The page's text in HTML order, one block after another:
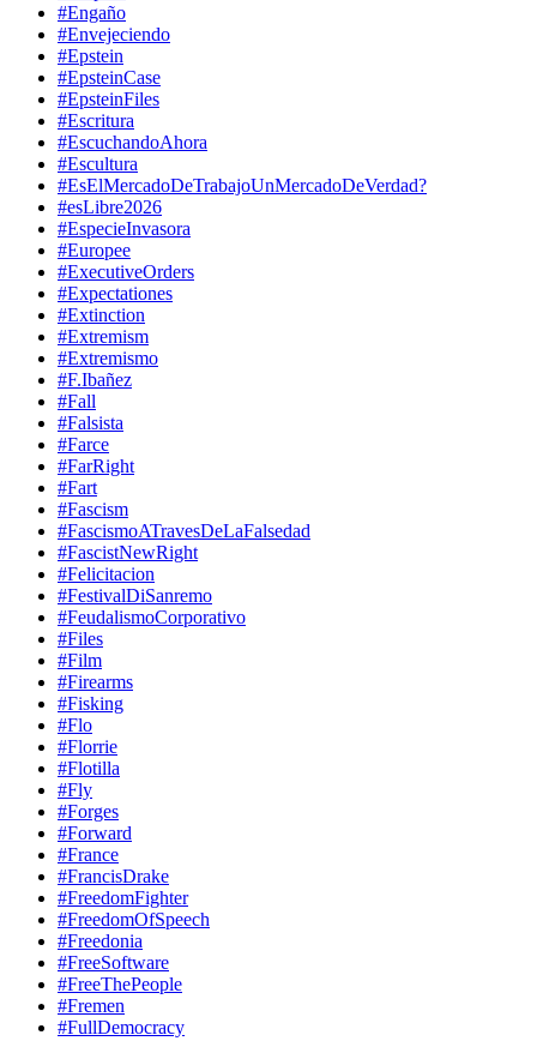
#Engaño
#Envejeciendo
#Epstein
#EpsteinCase
#EpsteinFiles
#Escritura
#EscuchandoAhora
#Escultura
#EsElMercadoDeTrabajoUnMercadoDeVerdad?
#esLibre2026
#EspecieInvasora
#Europee
#ExecutiveOrders
#Expectationes
#Extinction
#Extremism
#Extremismo
#F.Ibañez
#Fall
#Falsista
#Farce
#FarRight
#Fart
#Fascism
#FascismoATravesDeLaFalsedad
#FascistNewRight
#Felicitacion
#FestivalDiSanremo
#FeudalismoCorporativo
#Files
#Film
#Firearms
#Fisking
#Flo
#Florrie
#Flotilla
#Fly
#Forges
#Forward
#France
#FrancisDrake
#FreedomFighter
#FreedomOfSpeech
#Freedonia
#FreeSoftware
#FreeThePeople
#Fremen
#FullDemocracy